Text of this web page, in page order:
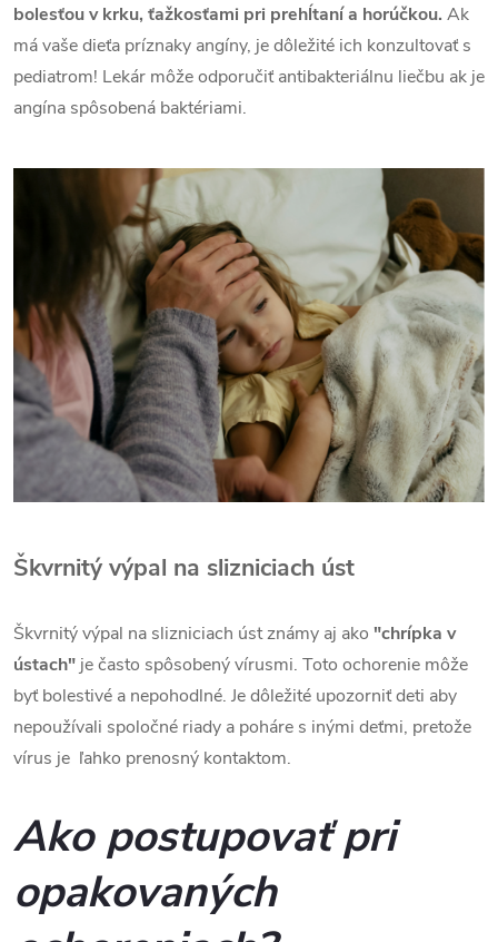
bolesťou v krku, ťažkosťami pri prehĺtaní a horúčkou. Ak
má vaše dieťa príznaky angíny, je dôležité ich konzultovať s
pediatrom! Lekár môže odporučiť antibakteriálnu liečbu ak je
angína spôsobená baktériami.
Škvrnitý výpal na slizniciach úst
Škvrnitý výpal na slizniciach úst známy aj ako "chrípka v
ústach" je často spôsobený vírusmi. Toto ochorenie môže
byť bolestivé a nepohodlné. Je dôležité upozorniť deti aby
nepoužívali spoločné riady a poháre s inými deťmi, pretože
vírus je ľahko prenosný kontaktom.
Ako postupovať pri
opakovaných